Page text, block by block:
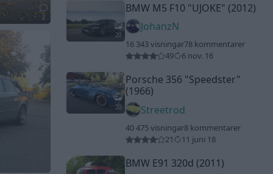
2
20
BMW M5 F10 "UJOKE" (2012)
JohanzN
16 343 visningar78 kommentarer
49
6 nov. 16
20
Porsche 356 "Speedster"
(1966)
Streetrod
40 475 visningar8 kommentarer
21
11 juni 18
BMW E91 320d (2011)